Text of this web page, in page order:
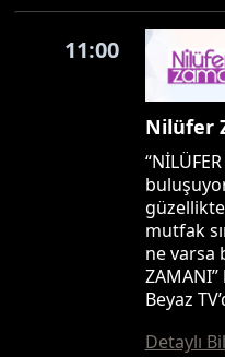
11:00
Nilüfer
mutfak
ne varsa
Beyaz
Detaylı